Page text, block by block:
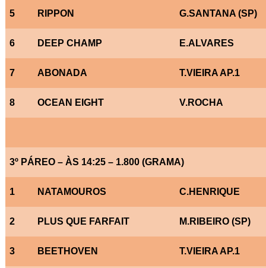
5 RIPPON G.SANTANA (SP)
6 DEEP CHAMP E.ALVARES
7 ABONADA T.VIEIRA AP.1
8 OCEAN EIGHT V.ROCHA
3º PÁREO – ÀS 14:25 – 1.800 (GRAMA)
1 NATAMOUROS C.HENRIQUE
2 PLUS QUE FARFAIT M.RIBEIRO (SP)
3 BEETHOVEN T.VIEIRA AP.1